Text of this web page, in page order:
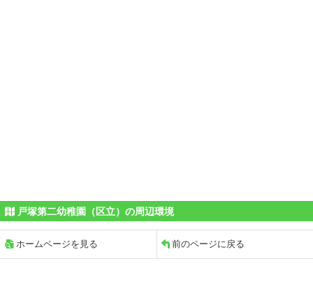
戸塚第二幼稚園（区立）の周辺環境
ホームページを見る 前のページに戻る